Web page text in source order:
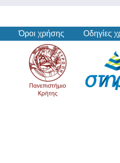
Όροι χρήσης Οδηγίες